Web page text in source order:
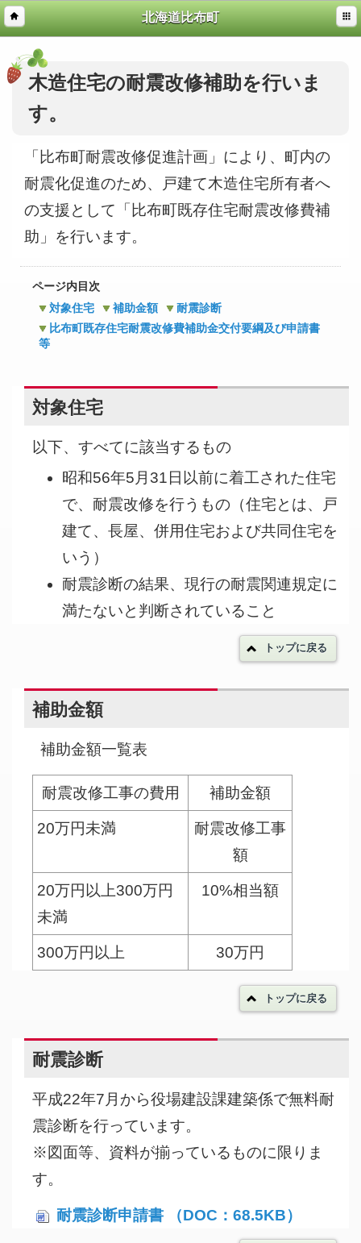
北海道比布町
木造住宅の耐震改修補助を行いま
す。
「比布町耐震改修促進計画」により、町内の
耐震化促進のため、戸建て木造住宅所有者へ
の支援として「比布町既存住宅耐震改修費補
助」を行います。
ページ内目次
対象住宅 補助金額
耐震診断
比布町既存住宅耐震改修費補助金交付要綱及び申請書
等
対象住宅
以下、すべてに該当するもの
昭和56年5月31日以前に着工された住宅
で、耐震改修を行うもの（住宅とは、戸
建て、長屋、併用住宅および共同住宅を
いう）
耐震診断の結果、現行の耐震関連規定に
満たないと判断されていること
トップに戻る
補助金額
補助金額一覧表
耐震改修工事の費用 補助金額
20万円未満
耐震改修工事
額
20万円以上300万円
未満
10%相当額
300万円以上 30万円
トップに戻る
耐震診断
平成22年7月から役場建設課建築係で無料耐
震診断を行っています。
※図面等、資料が揃っているものに限りま
す。
耐震診断申請書 （DOC：68.5KB）